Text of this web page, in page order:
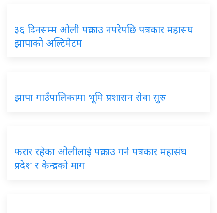
३६ दिनसम्म ओली पक्राउ नपरेपछि पत्रकार महासंघ
झापाको अल्टिमेटम
झापा गाउँपालिकामा भूमि प्रशासन सेवा सुरु
फरार रहेका ओलीलाई पक्राउ गर्न पत्रकार महासंघ
प्रदेश र केन्द्रको माग